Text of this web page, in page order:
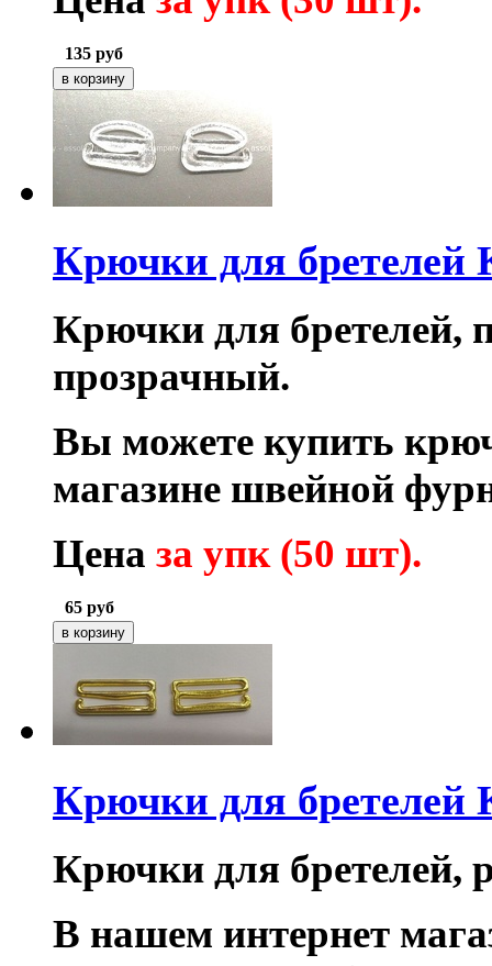
135 руб
Крючки для бретелей
Крючки для бретелей,
прозрачный.
Вы можете купить
магазине швейной
Цена за упк (50 шт).
65 руб
Крючки для бретелей
Крючки для бретелей,
В нашем интернет